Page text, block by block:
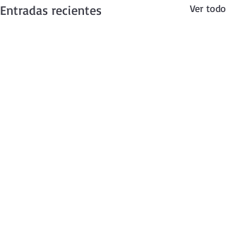
Entradas recientes Ver todo